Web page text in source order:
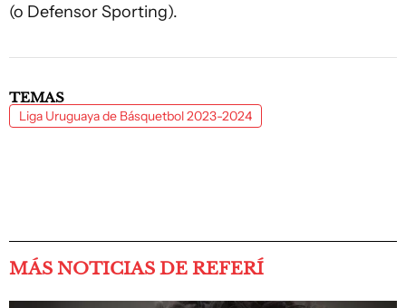
(o Defensor Sporting).
TEMAS
Liga Uruguaya de Básquetbol 2023-2024
MÁS NOTICIAS DE REFERÍ